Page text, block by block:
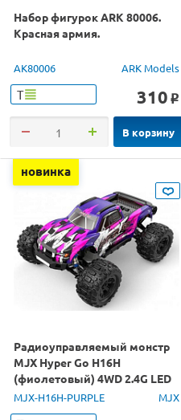
Набор фигурок ARK 80006.
Красная армия.
AK80006 ARK Models
Т 310 o
В корзину
новинка
Радиоуправляемый монстр
MJX Hyper Go H16H
(фиолетовый) 4WD 2.4G LED
GPS 1/16 RTR
MJX-H16H-PURPLE MJX